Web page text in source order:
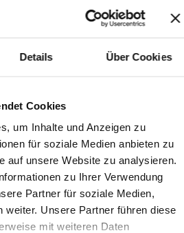
Details Über Cookies
Cookies
um Inhalte und Anzeigen zu
für soziale Medien anbieten zu
auf unsere Website zu analysieren.
zu Ihrer Verwendung
Partner für soziale Medien,
weiter. Unsere Partner führen diese
mit weiteren Daten
Tankanlage (Tankart und
Sie jederzeit ein unverbindliches
Kunden
können wir Ihnen
leider nicht anzeigen.
zu bearbeiten.